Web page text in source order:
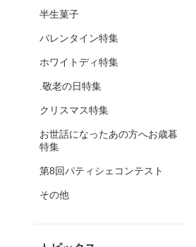
半生菓子
バレンタイン特集
ホワイトディ特集
.敬老の日特集
クリスマス特集
お世話になったあの方へお歳暮
特集
第8回パティシェコンテスト
その他